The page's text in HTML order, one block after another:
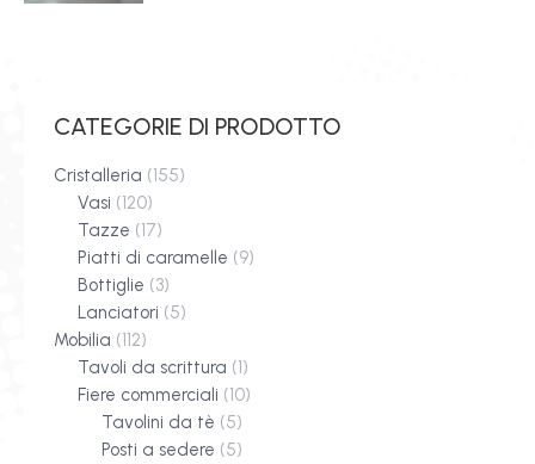
CATEGORIE DI PRODOTTO
Cristalleria (155)
Vasi (120)
Tazze (17)
Piatti di caramelle (9)
Bottiglie (3)
Lanciatori (5)
Mobilia (112)
Tavoli da scrittura (1)
Fiere commerciali (10)
Tavolini da tè (5)
Posti a sedere (5)